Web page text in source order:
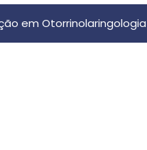
em Otorrinolaringologia